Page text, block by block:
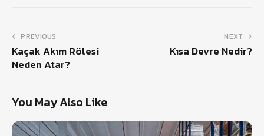
PREVIOUS
Kaçak Akım Rölesi
Neden Atar?
NEXT
Kısa Devre Nedir?
You May Also Like